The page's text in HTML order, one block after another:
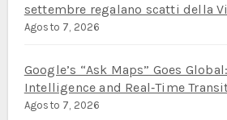
settembre regalano scatti della
Agosto 7, 2026
Google’s “Ask Maps” Goes
Intelligence and Real‑Time
Agosto 7, 2026